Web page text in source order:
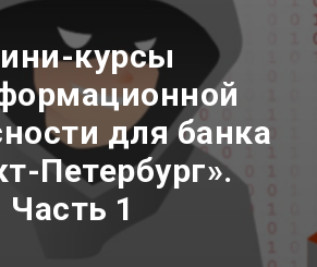
курсы
для банка
Петербург».
Часть 1